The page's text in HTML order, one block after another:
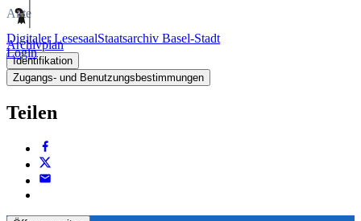
Digitaler LesesaalStaatsarchiv Basel-Stadt
Login
Akte
Archivplan
Identifikation
Zugangs- und Benutzungsbestimmungen
Teilen